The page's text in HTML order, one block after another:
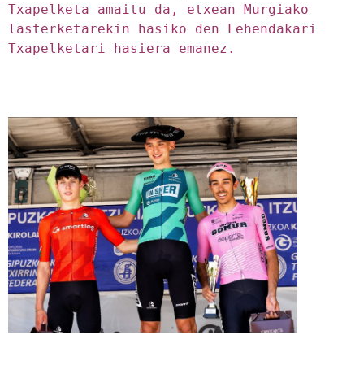
Txapelketa amaitu da, etxean Murgiako
lasterketarekin hasiko den Lehendakari
Txapelketari hasiera emanez.